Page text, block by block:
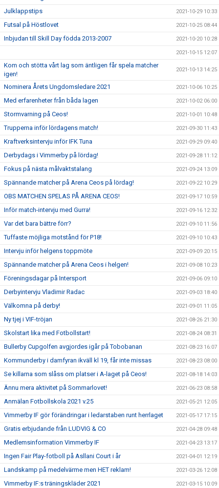
Julklappstips 2021-10-29 10:33
Futsal på Höstlovet 2021-10-25 08:44
Inbjudan till Skill Day födda 2013-2007 2021-10-20 10:28
2021-10-15 12:07
Kom och stötta vårt lag som äntligen får spela matcher
igen!
2021-10-13 14:25
Nominera Årets Ungdomsledare 2021 2021-10-06 10:25
Med erfarenheter från båda lagen 2021-10-02 06:00
Stormvarning på Ceos! 2021-10-01 10:48
Trupperna inför lördagens match! 2021-09-30 11:43
Kraftverksintervju inför IFK Tuna 2021-09-29 09:40
Derbydags i Vimmerby på lördag! 2021-09-28 11:12
Fokus på nästa målvaktstalang 2021-09-24 13:09
Spännande matcher på Arena Ceos på lördag! 2021-09-22 10:29
OBS MATCHEN SPELAS PÅ ARENA CEOS! 2021-09-17 10:59
Inför match-intervju med Gurra! 2021-09-16 12:32
Var det bara bättre förr? 2021-09-10 11:56
Tuffaste möjliga motstånd för P18! 2021-09-10 10:43
Intervju inför helgens toppmöte 2021-09-09 20:15
Spännande matcher på Arena Ceos i helgen! 2021-09-08 10:23
Föreningsdagar på Intersport 2021-09-06 09:10
Derbyintervju Vladimir Radac 2021-09-03 18:40
Välkomna på derby! 2021-09-01 11:05
Ny tjej i VIF-tröjan 2021-08-26 21:30
Skolstart lika med Fotbollstart! 2021-08-24 08:31
Bullerby Cupgolfen avgjordes igår på Tobobanan 2021-08-23 16:07
Kommunderby i damfyran ikväll kl 19, får inte missas 2021-08-23 08:00
Se killarna som slåss om platser i A-laget på Ceos! 2021-08-18 14:03
Ännu mera aktivitet på Sommarlovet! 2021-06-23 08:58
Anmälan Fotbollskola 2021 v.25 2021-05-21 12:05
Vimmerby IF gör förändringar i ledarstaben runt herrlaget 2021-05-17 17:15
Gratis erbjudande från LUDVIG & CO 2021-04-28 09:48
Medlemsinformation Vimmerby IF 2021-04-23 13:17
Ingen Fair Play-fotboll på Asllani Court i år 2021-04-01 12:19
Landskamp på medelvärme men HET reklam! 2021-03-26 12:08
Vimmerby IF:s träningskläder 2021 2021-03-15 10:09